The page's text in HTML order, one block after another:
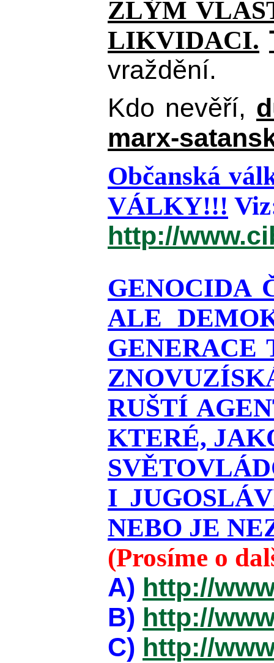
ZLÝM
LIKVIDACI.
vraždění.
Kdo nevěří,
marx-
Občanská
VÁLKY!!!
http://
GENOCIDA
ALE
RUŠTÍ
KTERÉ,
I
NEBO JE
(Prosíme o
A) http://
B) http://
C) http://